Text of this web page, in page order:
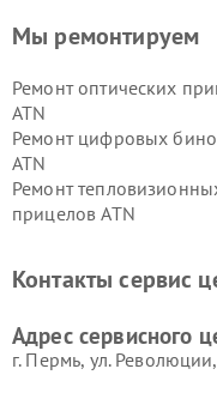
Мы ремонтируем
Ремонт оптических
ATN
Ремонт цифровых
ATN
Ремонт
прицелов ATN
Контакты сервис
Адрес сервисного
г. Пермь, ул.